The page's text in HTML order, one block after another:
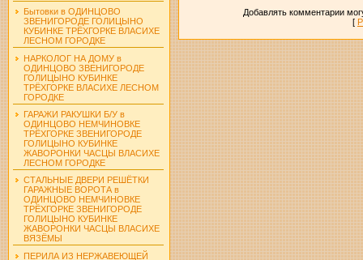
Бытовки в ОДИНЦОВО
ЗВЕНИГОРОДЕ ГОЛИЦЫНО
КУБИНКЕ ТРЁХГОРКЕ ВЛАСИХЕ
ЛЕСНОМ ГОРОДКЕ
НАРКОЛОГ НА ДОМУ в
ОДИНЦОВО ЗВЕНИГОРОДЕ
ГОЛИЦЫНО КУБИНКЕ
ТРЁХГОРКЕ ВЛАСИХЕ ЛЕСНОМ
ГОРОДКЕ
ГАРАЖИ РАКУШКИ Б/У в
ОДИНЦОВО НЕМЧИНОВКЕ
ТРЁХГОРКЕ ЗВЕНИГОРОДЕ
ГОЛИЦЫНО КУБИНКЕ
ЖАВОРОНКИ ЧАСЦЫ ВЛАСИХЕ
ЛЕСНОМ ГОРОДКЕ
СТАЛЬНЫЕ ДВЕРИ РЕШЁТКИ
ГАРАЖНЫЕ ВОРОТА в
ОДИНЦОВО НЕМЧИНОВКЕ
ТРЁХГОРКЕ ЗВЕНИГОРОДЕ
ГОЛИЦЫНО КУБИНКЕ
ЖАВОРОНКИ ЧАСЦЫ ВЛАСИХЕ
ВЯЗЁМЫ
ПЕРИЛА ИЗ НЕРЖАВЕЮЩЕЙ
Добавлять комментарии
[